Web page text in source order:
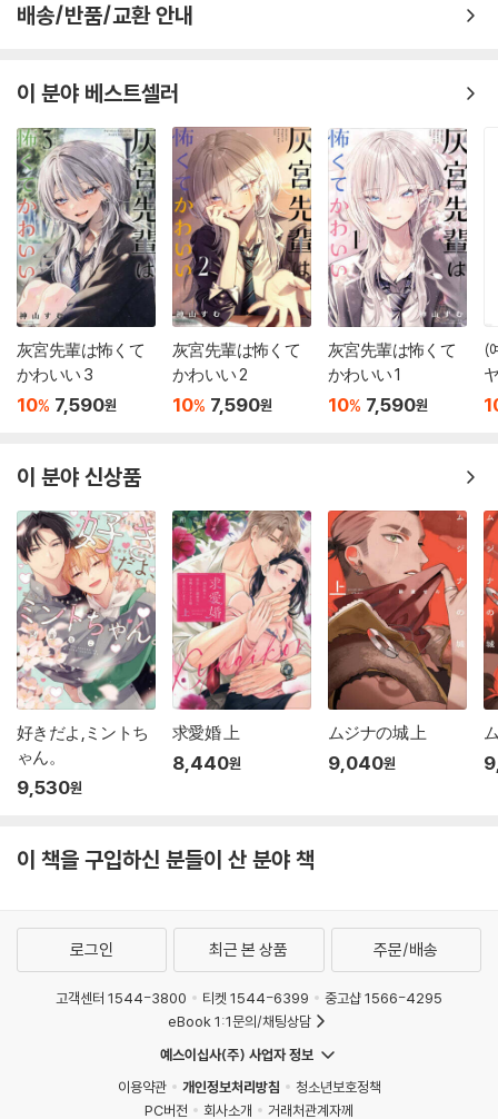
배송/반품/교환 안내
이 분야 베스트셀러
灰宮先輩は怖くて
かわいい 3
10% 7,590원
灰宮先輩は怖くて
かわいい 2
10% 7,590원
灰宮先輩は怖くて
かわいい 1
10% 7,590원
(
ヤ
版 畵集 第
이 분야 신상품
好きだよ,ミントち
ゃん。
9,530원
求愛婚 上
8,440원
ムジナの城 上
9,040원
이 책을 구입하신 분들이 산 분야 책
로그인 최근 본 상품 주문/배송
고객센터 1544-3800 티켓 1544-6399
중고샵 1566-4295
eBook 1:1문의/채팅상담
예스이십사(주) 사업자 정보
이용약관
개인정보처리방침
청소년보호정책
PC버전
회사소개 거래처관계자께